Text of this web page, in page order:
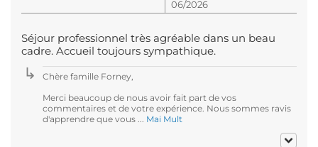
06/2026
Séjour professionnel très agréable dans un beau
cadre. Accueil toujours sympathique.
Chère famille Forney,
Merci beaucoup de nous avoir fait part de vos
commentaires et de votre expérience. Nous sommes ravis
d'apprendre que vous ... Mai Mult